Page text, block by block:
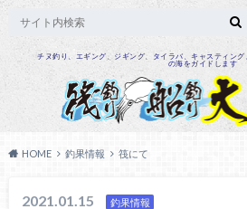
チヌ釣り、エギング、ジギング、タイラバ、キャスティン
の海をガイドします
HOME 釣果情報 筏にて
2021.01.15 釣果情報